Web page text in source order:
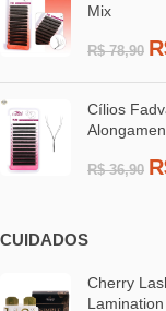
Mix
R$78,90
Cílios
R$36,90
CUIDADOS
Cherry